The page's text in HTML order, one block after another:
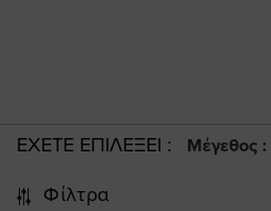
ΕΧΕΤΕ ΕΠΙΛΕΞΕΙ Μέγεθος :
Φίλτρα